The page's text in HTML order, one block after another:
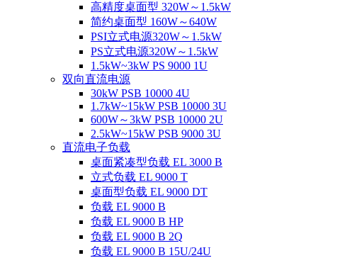
高精度桌面型 320W～1.5kW
简约桌面型 160W～640W
PSI立式电源320W～1.5kW
PS立式电源320W～1.5kW
1.5kW~3kW PS 9000 1U
双向直流电源
30kW PSB 10000 4U
1.7kW~15kW PSB 10000 3U
600W～3kW PSB 10000 2U
2.5kW~15kW PSB 9000 3U
直流电子负载
桌面紧凑型负载 EL 3000 B
立式负载 EL 9000 T
桌面型负载 EL 9000 DT
负载 EL 9000 B
负载 EL 9000 B HP
负载 EL 9000 B 2Q
负载 EL 9000 B 15U/24U